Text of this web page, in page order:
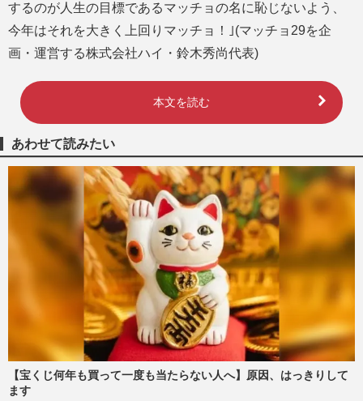
するのが人生の目標であるマッチョの名に恥じないよう、
今年はそれを大きく上回りマッチョ！｣(マッチョ29を企
画・運営する株式会社ハイ・鈴木秀尚代表)
本文を読む
あわせて読みたい
【宝くじ何年も買って一度も当たらない人へ】原因、はっきりして
ます